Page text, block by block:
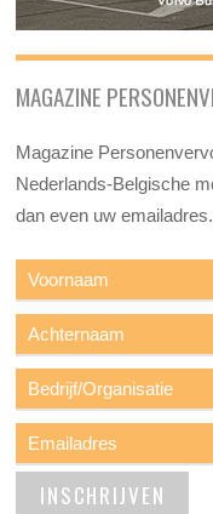
MAGAZINE
Magazine
Nederlands-Belgische
dan even uw emailadres.